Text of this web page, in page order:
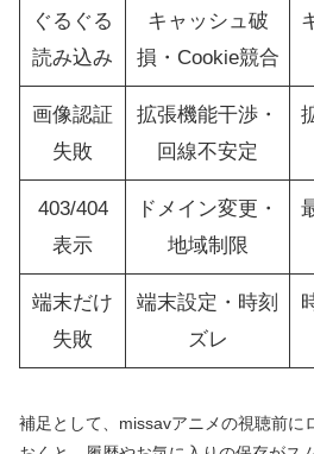
ぐるぐる
読み込み
キャッシュ破
損・Cookie競合
画像認証
失敗
拡張機能干渉・
回線不安定
403/404
表示
ドメイン変更・
地域制限
端末だけ
失敗
端末設定・時刻
ズレ
補足として、missavアニメの視聴前に